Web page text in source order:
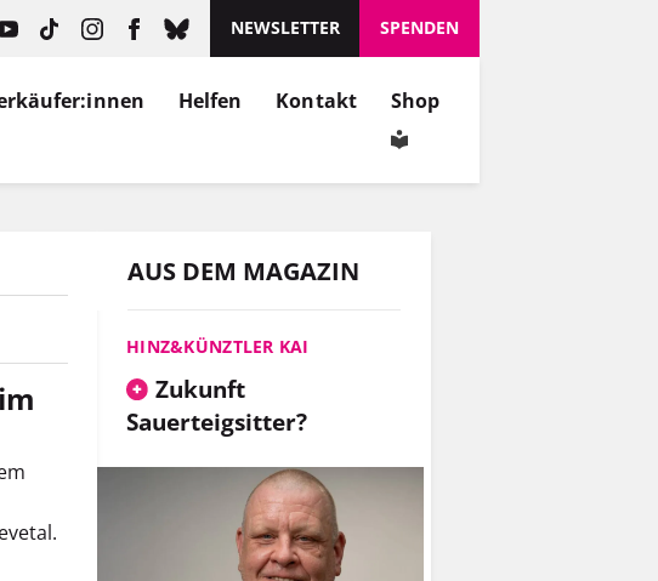
NEWSLETTER SPENDEN
Helfen Kontakt Shop
AUS DEM MAGAZIN
HINZ&KÜNZTLER KAI
Zukunft
Sauerteigsitter?